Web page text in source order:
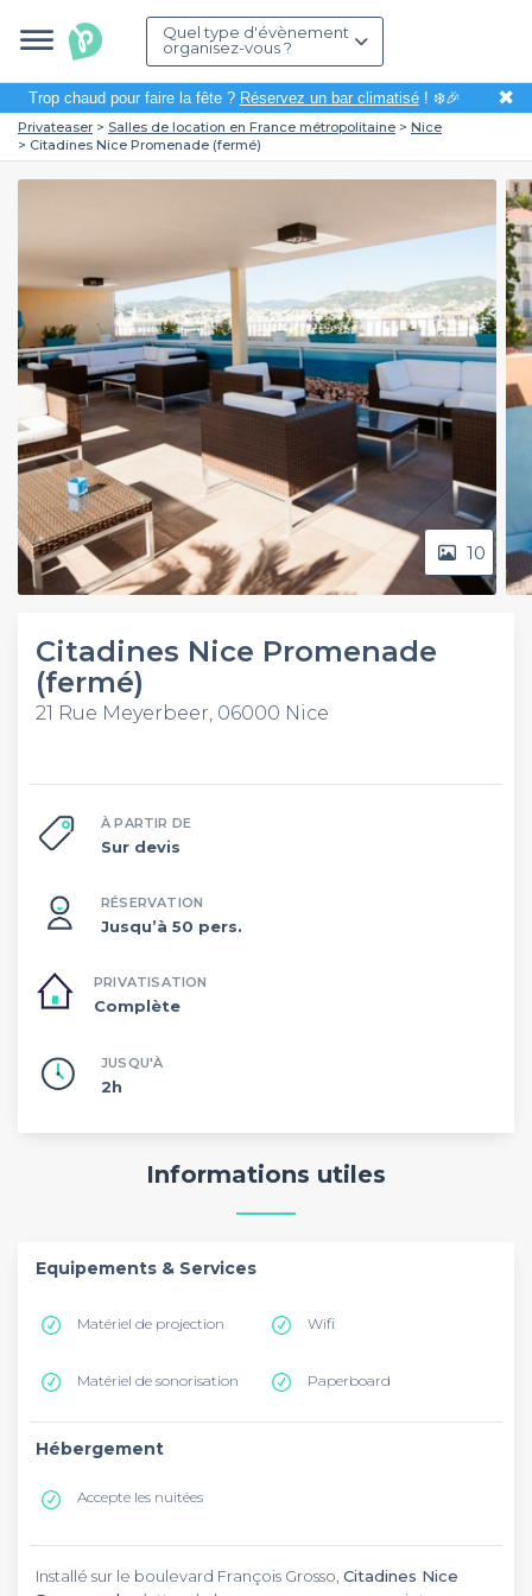
Quel type d'évènement
organisez-vous ?
Trop chaud pour faire la fête ? Réservez un bar climatisé! ❄️🎉 ✖
Privateaser Salles de location en France métropolitaine
Nice
Citadines Nice Promenade (fermé)
10
Citadines Nice Promenade
(fermé)
21 Rue Meyerbeer, 06000 Nice
À PARTIR DE
Sur devis
RÉSERVATION
Jusqu’à 50 pers.
PRIVATISATION
Complète
JUSQU'À
2h
Informations utiles
Equipements & Services
Matériel de projection Wifi
Matériel de sonorisation Paperboard
Hébergement
Accepte les nuitées
Installé sur le boulevard François Grosso, Citadines Nice